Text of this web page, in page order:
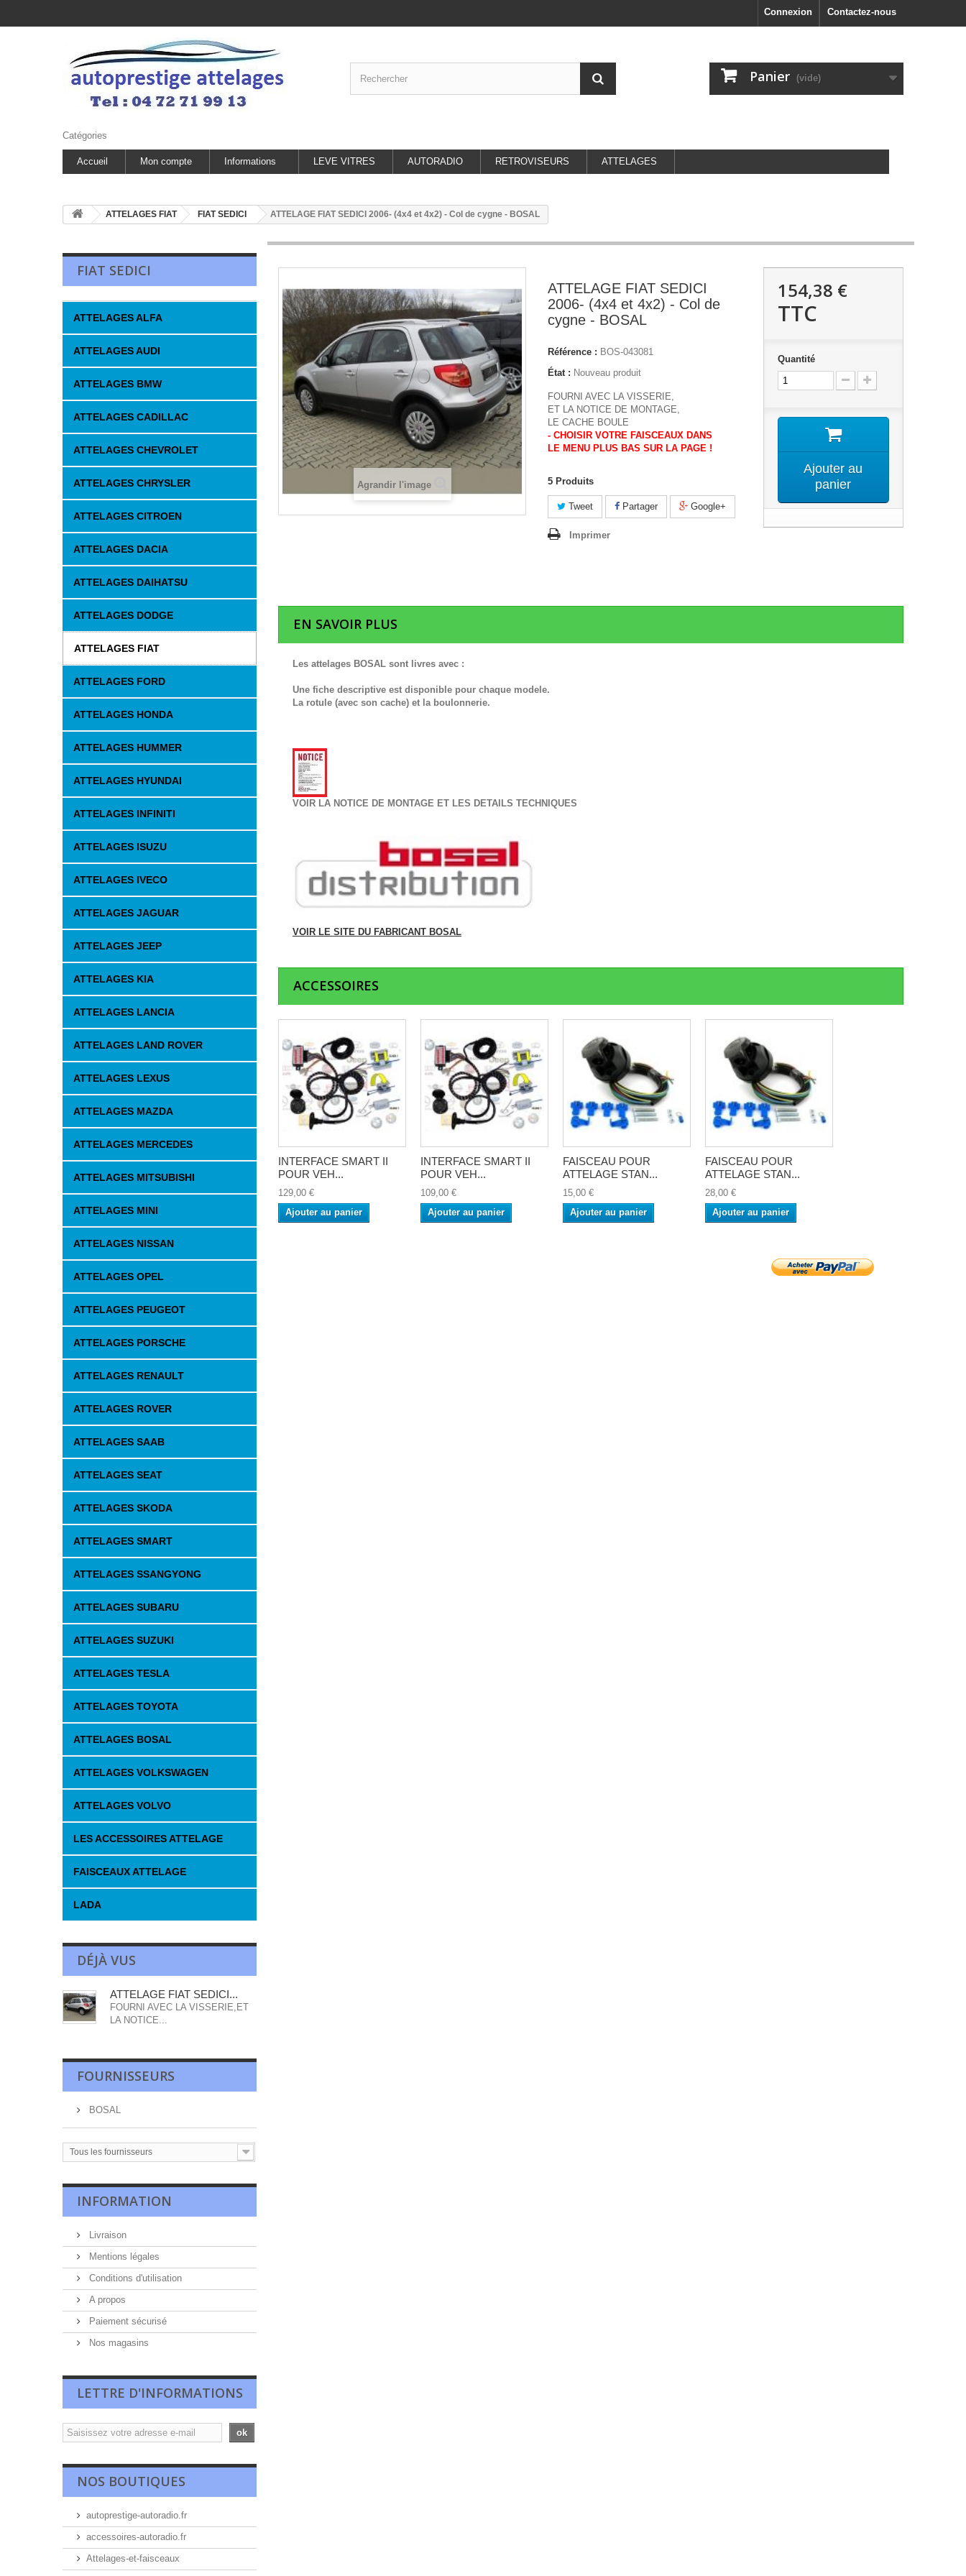
Contactez-nous
Connexion
Panier (vide)
Catégories
Accueil Mon compte Informations LEVE VITRES AUTORADIO RETROVISEURS ATTELAGES
ATTELAGES FIAT FIAT SEDICI ATTELAGE FIAT SEDICI 2006- (4x4 et 4x2) - Col de cygne - BOSAL
FIAT SEDICI
ATTELAGES ALFA
ATTELAGES AUDI
ATTELAGES BMW
ATTELAGES CADILLAC
ATTELAGES CHEVROLET
ATTELAGES CHRYSLER
ATTELAGES CITROEN
ATTELAGES DACIA
ATTELAGES DAIHATSU
ATTELAGES DODGE
ATTELAGES FIAT
ATTELAGES FORD
ATTELAGES HONDA
ATTELAGES HUMMER
ATTELAGES HYUNDAI
ATTELAGES INFINITI
ATTELAGES ISUZU
ATTELAGES IVECO
ATTELAGES JAGUAR
ATTELAGES JEEP
ATTELAGES KIA
ATTELAGES LANCIA
ATTELAGES LAND ROVER
ATTELAGES LEXUS
ATTELAGES MAZDA
ATTELAGES MERCEDES
ATTELAGES MITSUBISHI
ATTELAGES MINI
ATTELAGES NISSAN
ATTELAGES OPEL
ATTELAGES PEUGEOT
ATTELAGES PORSCHE
ATTELAGES RENAULT
ATTELAGES ROVER
ATTELAGES SAAB
ATTELAGES SEAT
ATTELAGES SKODA
ATTELAGES SMART
ATTELAGES SSANGYONG
ATTELAGES SUBARU
ATTELAGES SUZUKI
ATTELAGES TESLA
ATTELAGES TOYOTA
ATTELAGES BOSAL
ATTELAGES VOLKSWAGEN
ATTELAGES VOLVO
LES ACCESSOIRES ATTELAGE
FAISCEAUX ATTELAGE
LADA
DÉJÀ VUS
ATTELAGE FIAT SEDICI...
FOURNI AVEC LA VISSERIE,ET
LA NOTICE...
FOURNISSEURS
BOSAL
Tous les fournisseurs
INFORMATION
Livraison
Mentions légales
Conditions d'utilisation
A propos
Paiement sécurisé
Nos magasins
LETTRE D'INFORMATIONS
ok
NOS BOUTIQUES
autoprestige-autoradio.fr
accessoires-autoradio.fr
Attelages-et-faisceaux
Agrandir l'image
ATTELAGE FIAT SEDICI
2006- (4x4 et 4x2) - Col de
cygne - BOSAL
Référence : BOS-043081
État : Nouveau produit
FOURNI AVEC LA VISSERIE,
ET LA NOTICE DE MONTAGE,
LE CACHE BOULE
- CHOISIR VOTRE FAISCEAUX DANS
LE MENU PLUS BAS SUR LA PAGE !
5 Produits
Tweet Partager Google+
Imprimer
154,38 €
TTC
Quantité
Ajouter au
panier
EN SAVOIR PLUS
Les attelages BOSAL sont livres avec :
Une fiche descriptive est disponible pour chaque modele.
La rotule (avec son cache) et la boulonnerie.
VOIR LA NOTICE DE MONTAGE ET LES DETAILS TECHNIQUES
VOIR LE SITE DU FABRICANT BOSAL
ACCESSOIRES
INTERFACE SMART II
POUR VEH...
129,00 €
Ajouter au panier
INTERFACE SMART II
POUR VEH...
109,00 €
Ajouter au panier
FAISCEAU POUR
ATTELAGE STAN...
15,00 €
Ajouter au panier
FAISCEAU POUR
ATTELAGE STAN...
28,00 €
Ajouter au panier